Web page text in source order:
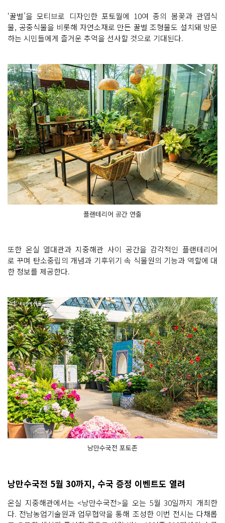
‘꿀벌’을 모티브로 디자인한 포토월에 10여 종의 봄꽃과 관엽식
물, 공중식물을 비롯해 자연소재로 만든 꿀벌 조형물도 설치돼 방문
하는 시민들에게 즐거운 추억을 선사할 것으로 기대된다.
플랜테리어 공간 연출
또한 온실 열대관과 지중해관 사이 공간을 감각적인 플랜테리어
로 꾸며 탄소중립의 개념과 기후위기 속 식물원의 기능과 역할에 대
한 정보를 제공한다.
낭만수국전 포토존
낭만수국전 5월 30까지, 수국 증정 이벤트도 열려
온실 지중해관에서는 <낭만수국전>을 오는 5월 30일까지 개최한
다. 전남농업기술원과 업무협약을 통해 조성한 이번 전시는 다채롭